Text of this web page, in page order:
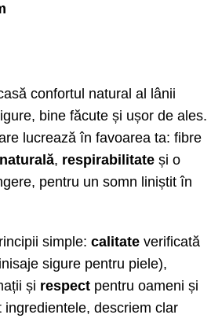
confortul natural al lânii
bine făcute și ușor de ales.
lucrează în favoarea ta: fibre
, respirabilitate și o
pentru un somn liniștit în
simple: calitate verificată
sigure pentru piele),
și respect pentru oameni și
descriem clar